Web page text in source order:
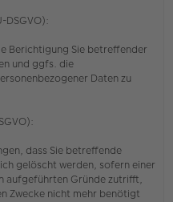
DSGVO):
Berichtigung Sie betreffender
und ggfs. die
Daten zu
dass Sie betreffende
gelöscht werden, sofern einer
aufgeführten Gründe zutrifft,
Zwecke nicht mehr benötigt